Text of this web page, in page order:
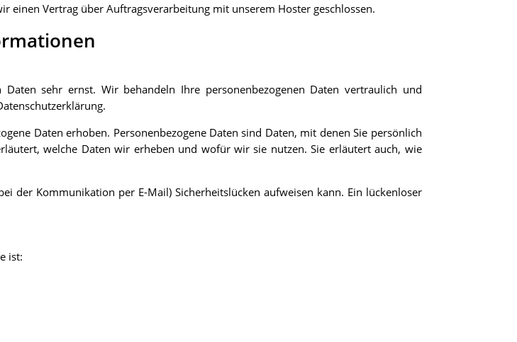
einen Vertrag über Auftragsverarbeitung mit unserem Hoster geschlossen.
sehr ernst. Wir behandeln Ihre personenbezogenen Daten vertraulich und
Daten erhoben. Personenbezogene Daten sind Daten, mit denen Sie persönlich
welche Daten wir erheben und wofür wir sie nutzen. Sie erläutert auch, wie
der Kommunikation per E-Mail) Sicherheitslücken aufweisen kann. Ein lückenloser
ist: